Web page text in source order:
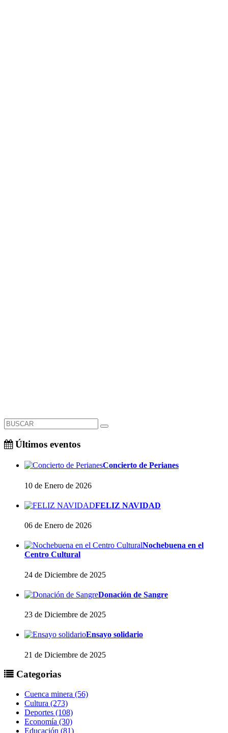
Últimos eventos
Concierto de Perianes
10 de Enero de 2026
FELIZ NAVIDAD
06 de Enero de 2026
Nochebuena en el
Centro Cultural
24 de Diciembre de 2025
Donación de Sangre
23 de Diciembre de 2025
Ensayo solidario
21 de Diciembre de 2025
Categorias
Cuenca minera (56)
Cultura (273)
Deportes (108)
Economía (30)
Educación (81)